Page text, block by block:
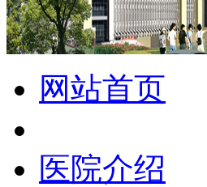
网站首页
医院介绍